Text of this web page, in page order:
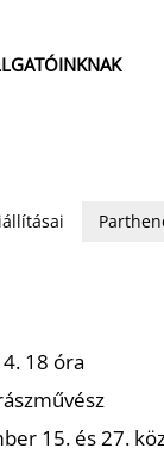
18 óra
15. és 27.